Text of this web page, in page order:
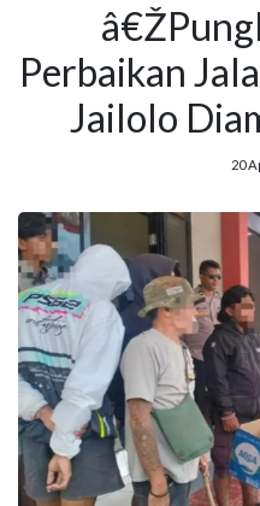
Perbaikan
Jailolo
20